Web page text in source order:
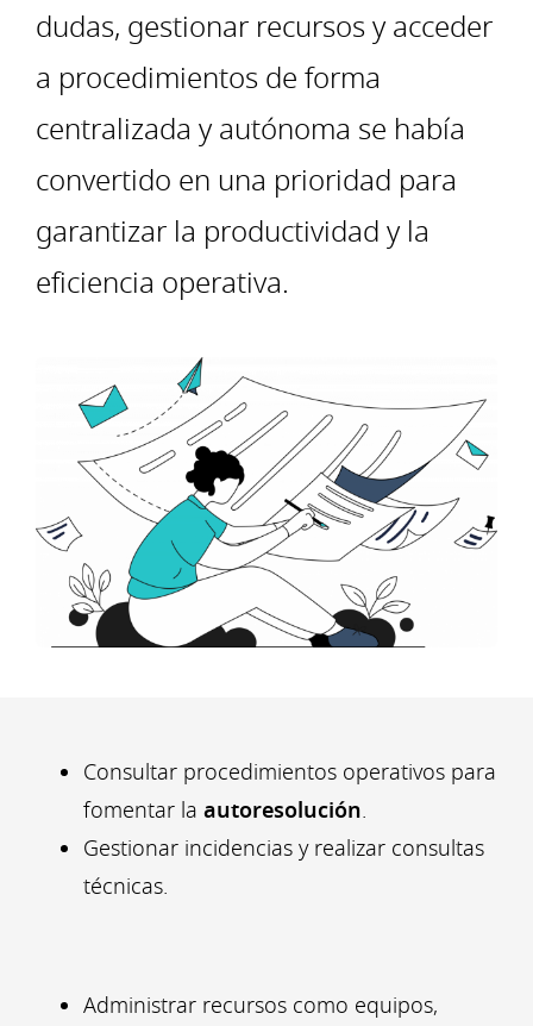
dudas, gestionar recursos y acceder
a procedimientos de forma
centralizada y autónoma se había
convertido en una prioridad para
garantizar la productividad y la
eficiencia operativa.
Consultar procedimientos operativos para
fomentar la autoresolución.
Gestionar incidencias y realizar consultas
técnicas.
Administrar recursos como equipos,